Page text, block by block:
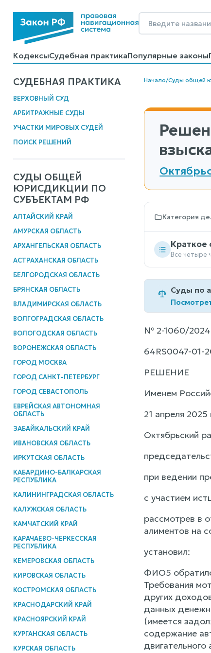
КодексыСудебная практикаПопулярные законы
КалькуляторыСправочные материалыОбразцы
СУДЕБНАЯ ПРАКТИКА
ВЕРХОВНЫЙ СУД
АРБИТРАЖНЫЕ СУДЫ
УЧАСТКИ МИРОВЫХ СУДЕЙ
ПОИСК РЕШЕНИЙ
СУДЫ ОБЩЕЙ
ЮРИСДИКЦИИ ПО
СУБЪЕКТАМ РФ
АЛТАЙСКИЙ КРАЙ
АМУРСКАЯ ОБЛАСТЬ
АРХАНГЕЛЬСКАЯ ОБЛАСТЬ
АСТРАХАНСКАЯ ОБЛАСТЬ
БЕЛГОРОДСКАЯ ОБЛАСТЬ
БРЯНСКАЯ ОБЛАСТЬ
ВЛАДИМИРСКАЯ ОБЛАСТЬ
ВОЛГОГРАДСКАЯ ОБЛАСТЬ
ВОЛОГОДСКАЯ ОБЛАСТЬ
ВОРОНЕЖСКАЯ ОБЛАСТЬ
ГОРОД МОСКВА
ГОРОД САНКТ-ПЕТЕРБУРГ
ГОРОД СЕВАСТОПОЛЬ
ЕВРЕЙСКАЯ АВТОНОМНАЯ
ОБЛАСТЬ
ЗАБАЙКАЛЬСКИЙ КРАЙ
ИВАНОВСКАЯ ОБЛАСТЬ
ИРКУТСКАЯ ОБЛАСТЬ
КАБАРДИНО-БАЛКАРСКАЯ
РЕСПУБЛИКА
КАЛИНИНГРАДСКАЯ ОБЛАСТЬ
КАЛУЖСКАЯ ОБЛАСТЬ
КАМЧАТСКИЙ КРАЙ
КАРАЧАЕВО-ЧЕРКЕССКАЯ
РЕСПУБЛИКА
КЕМЕРОВСКАЯ ОБЛАСТЬ
КИРОВСКАЯ ОБЛАСТЬ
КОСТРОМСКАЯ ОБЛАСТЬ
КРАСНОДАРСКИЙ КРАЙ
КРАСНОЯРСКИЙ КРАЙ
КУРГАНСКАЯ ОБЛАСТЬ
КУРСКАЯ ОБЛАСТЬ
Начало/Суды общей
Категория
Краткое
Все четыре
Суды по
№ 2-1060/2024
64RS0047-01-
РЕШЕНИЕ
Именем
21 апреля
Октябрьский
при ведении
с участием
рассмотрев в
алиментов на
установил:
ФИО5
Требования
других
данных
(имеется
содержание